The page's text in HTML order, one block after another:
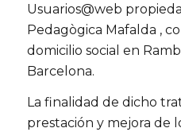
Usuarios@web
Pedagògica Mafalda ,
domicilio social en
Barcelona.
La finalidad de dicho
prestación y mejora de